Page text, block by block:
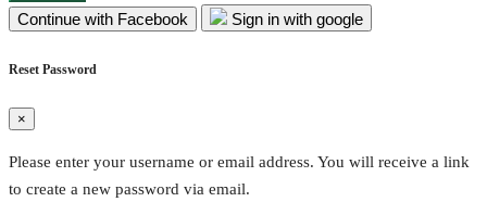
Continue with Facebook
Sign in with google
Reset Password
×
Please enter your username or email address. You will receive a link
to create a new password via email.